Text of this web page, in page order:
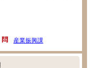
産業振興課